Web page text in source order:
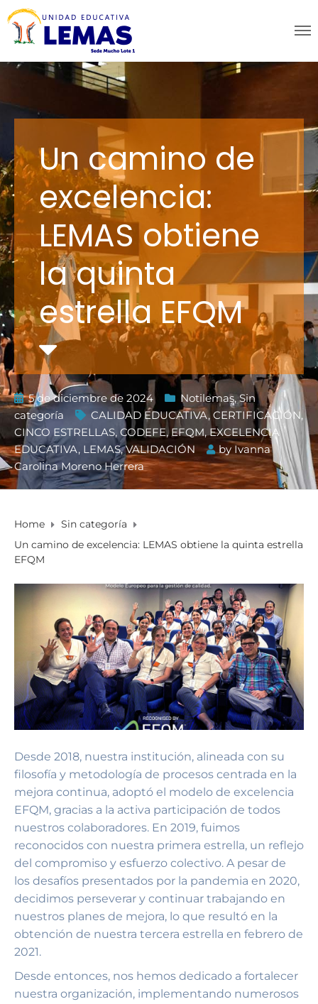
Un camino de
excelencia:
LEMAS obtiene
la quinta
estrella EFQM
5 de diciembre de 2024 Notilemas,Sin
categoría
CALIDAD EDUCATIVA,CERTIFICACIÓN,
CINCO ESTRELLAS, CODEFE,EFQM,EXCELENCIA
EDUCATIVA, LEMAS,VALIDACIÓN by Ivanna
Carolina Moreno Herrera
Home
Sin categoría
Un camino de excelencia: LEMAS obtiene la quinta estrella
EFQM
Desde 2018, nuestra institución, alineada con su
filosofía y metodología de procesos centrada en la
mejora continua, adoptó el modelo de excelencia
EFQM, gracias a la activa participación de todos
nuestros colaboradores. En 2019, fuimos
reconocidos con nuestra primera estrella, un reflejo
del compromiso y esfuerzo colectivo. A pesar de
los desafíos presentados por la pandemia en 2020,
decidimos perseverar y continuar trabajando en
nuestros planes de mejora, lo que resultó en la
obtención de nuestra tercera estrella en febrero de
2021.
Desde entonces, nos hemos dedicado a fortalecer
nuestra organización, implementando numerosos